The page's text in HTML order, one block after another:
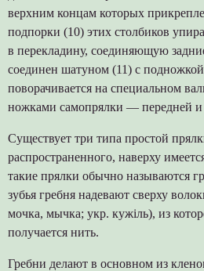
верхним концам которых
подпорки (10) этих столбиков
в перекладину, соединяющую
соединен шатуном (11) с
поворачивается на специальном
ножками самопрялки — передней и
Существует три типа простой
распространенного, наверху
такие прялки обычно называются
зубья гребня надевают сверху
мочка, мычка; укр. кужіль), из
получается нить.
Гребни делают в основном из